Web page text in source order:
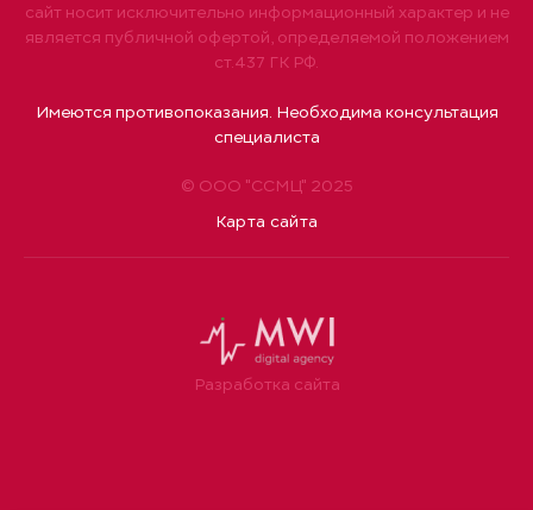
© ООО "ССМЦ" 2025
Карта сайта
сайт носит исключительно информационный характер и не
является публичной офертой, определяемой положением
ст.437 ГК РФ.
Имеются противопоказания. Необходима консультация
специалиста
Разработка сайта